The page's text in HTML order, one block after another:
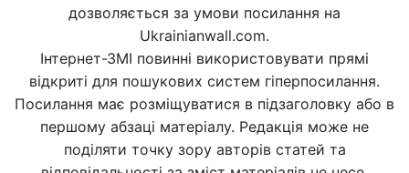
дозволяється за умови посилання на
Ukrainianwall.com.
Інтернет-ЗМІ повинні використовувати прямі
відкриті для пошукових систем гіперпосилання.
Посилання має розміщуватися в підзаголовку або в
першому абзаці матеріалу. Редакція може не
поділяти точку зору авторів статей та